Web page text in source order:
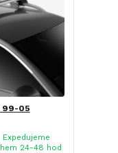
99-05
Expedujeme
24-48 hod